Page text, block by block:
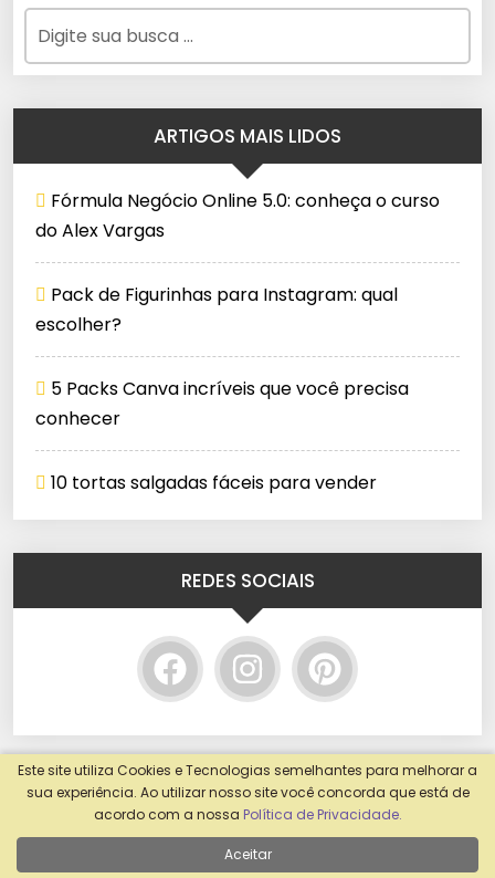
ARTIGOS MAIS LIDOS
Fórmula Negócio Online 5.0: conheça o curso
do Alex Vargas
Pack de Figurinhas para Instagram: qual
escolher?
5 Packs Canva incríveis que você precisa
conhecer
10 tortas salgadas fáceis para vender
REDES SOCIAIS
Este site utiliza Cookies e Tecnologias semelhantes para melhorar a
sua experiência. Ao utilizar nosso site você concorda que está de
acordo com a nossa Política de Privacidade.
Aceitar